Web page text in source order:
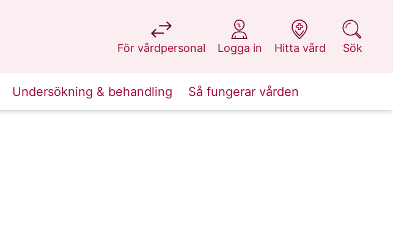
För vårdpersonal
på 1177.se
Logga in
på 1177.se
Hitta vård
på 1177.se
Sök
på 1177.se
Undersökning & behandling Så fungerar vården